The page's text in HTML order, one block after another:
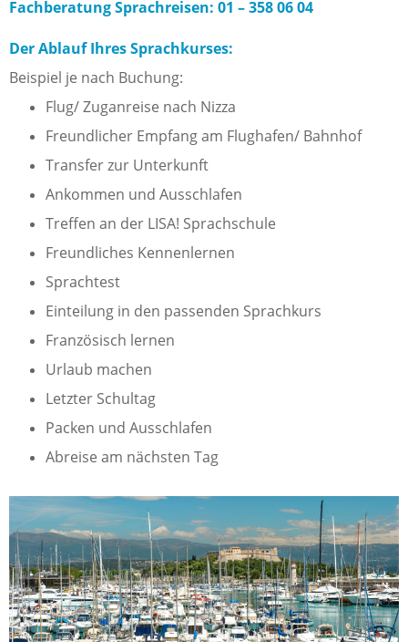
Fachberatung Sprachreisen: 01 – 358 06 04
Der Ablauf Ihres Sprachkurses:
Beispiel je nach Buchung:
Flug/ Zuganreise nach Nizza
Freundlicher Empfang am Flughafen/ Bahnhof
Transfer zur Unterkunft
Ankommen und Ausschlafen
Treffen an der LISA! Sprachschule
Freundliches Kennenlernen
Sprachtest
Einteilung in den passenden Sprachkurs
Französisch lernen
Urlaub machen
Letzter Schultag
Packen und Ausschlafen
Abreise am nächsten Tag